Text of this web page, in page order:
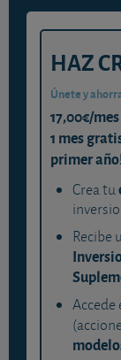
HAZ
Únete y
17,00€/mes
1 mes
primer
Crea tu
Recibe
Accede